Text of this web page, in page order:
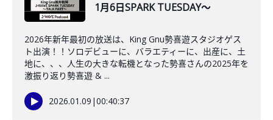
1月6日SPARK TUESDAY～
2026年新年最初の放送は、King Gnu勢喜遊スタジオゲス
ト出演！！ソロデビューに、バラエティーに、出産に、土
地に、、、人生の大きな転機となった勢喜さんの2025年を
激振り返り勢喜遊 & ...
2026.01.09 |00:40:37